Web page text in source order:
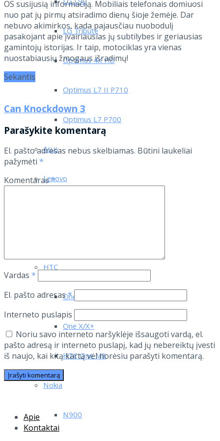
LG Tribute
Optimus 4X HD
Optimus L7 II P710
Optimus L7 P700
Asus
Lenovo
HTC
One
One X/X+
HTC One M8
Nokia
N900
OS susijusią informaciją. Mobiliais telefonais domiuosi
nuo pat jų pirmų atsiradimo dienų šioje žemėje. Dar
nebuvo akimirkos, kada pajausčiau nuobodulį
pasakojant apie įvairiausias jų subtilybes ir geriausias
gamintojų istorijas. Ir taip, motociklas yra vienas
nuostabiausių žmogaus išradimų!
Sekantis
Can Knockdown 3
Parašykite komentarą
El. pašto adresas nebus skelbiamas. Būtini laukeliai
pažymėti *
Komentaras*
Vardas *
El. pašto adresas*
Interneto puslapis
Noriu savo interneto naršyklėje išsaugoti vardą, el.
pašto adresą ir interneto puslapį, kad jų nebereiktų įvesti
iš naujo, kai kitą kartą vėl norėsiu parašyti komentarą.
Apie
Kontaktai